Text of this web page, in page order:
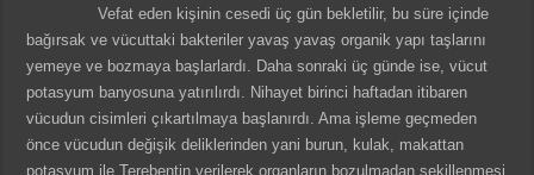
Vefat eden kişinin cesedi üç gün bekletilir, bu süre içinde
bağırsak ve vücuttaki bakteriler yavaş yavaş organik yapı taşlarını
yemeye ve bozmaya başlarlardı. Daha sonraki üç günde ise, vücut
potasyum banyosuna yatırılırdı. Nihayet birinci haftadan itibaren
vücudun cisimleri çıkartılmaya başlanırdı. Ama işleme geçmeden
önce vücudun değişik deliklerinden yani burun, kulak, makattan
potasyum ile Terebentin verilerek organların bozulmadan şekillenmesi